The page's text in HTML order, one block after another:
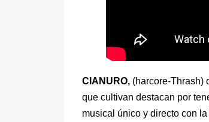
CIANURO, (harcore-Thrash)
que cultivan destacan por
musical único y directo con